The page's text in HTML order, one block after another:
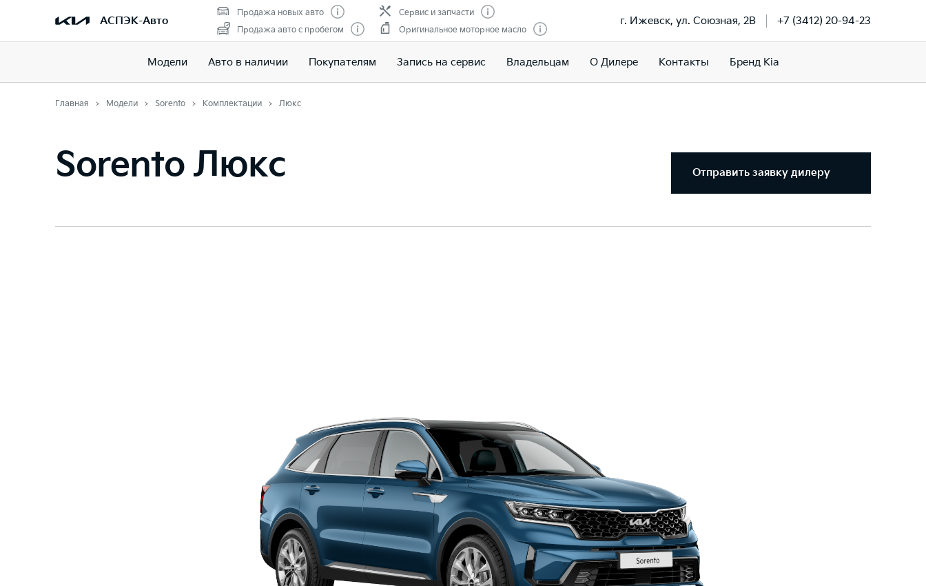
АСПЭК-Авто
Продажа новых авто
Продажа авто с пробегом
Сервис и запчасти
Оригинальное моторное масло
г. Ижевск, ул. Союзная, 2В +7 (3412) 20-94-23
Модели Авто в наличии Покупателям Запись на сервис Владельцам О Дилере Контакты Бренд Kia
Главная Модели Sorento Комплектации Люкс
Sorento Люкс Отправить заявку дилеру